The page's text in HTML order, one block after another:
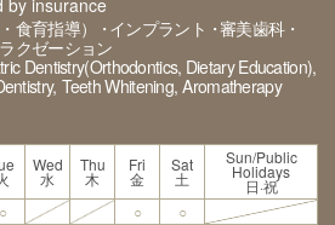
insurance
食育指導） インプラント
審美歯科
クゼーション
Dentistry(Orthodontics, Dietary Education)
Teeth Whitening Aromatherapy
Wed
水
Thu
木
Fri
金
Sat
土
Sun/Public
Holidays
日·祝
○ ○
○